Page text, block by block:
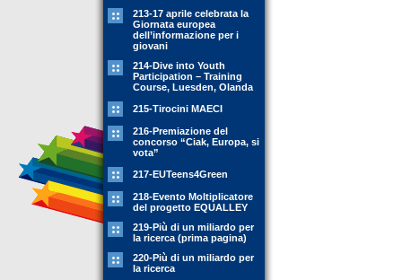
213-17 aprile celebrata la
Giornata europea
dell’informazione per i
giovani
214-Dive into Youth
Participation – Training
Course, Luesden, Olanda
215-Tirocini MAECI
216-Premiazione del
concorso “Ciak, Europa, si
vota”
217-EUTeens4Green
218-Evento Moltiplicatore
del progetto EQUALLEY
219-Più di un miliardo per
la ricerca (prima pagina)
220-Più di un miliardo per
la ricerca